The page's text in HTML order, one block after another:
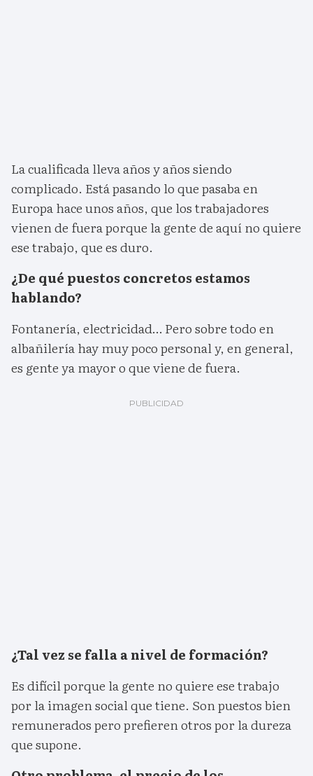
La cualificada lleva años y años siendo
complicado. Está pasando lo que pasaba en
Europa hace unos años, que los trabajadores
vienen de fuera porque la gente de aquí no quiere
ese trabajo, que es duro.
¿De qué puestos concretos estamos
hablando?
Fontanería, electricidad… Pero sobre todo en
albañilería hay muy poco personal y, en general,
es gente ya mayor o que viene de fuera.
¿Tal vez se falla a nivel de formación?
Es difícil porque la gente no quiere ese trabajo
por la imagen social que tiene. Son puestos bien
remunerados pero prefieren otros por la dureza
que supone.